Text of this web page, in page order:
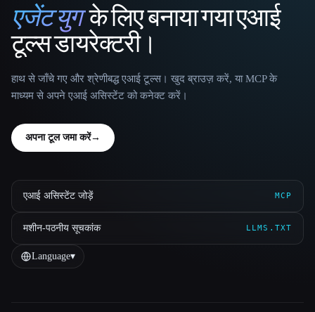
That AI Collection
एजेंट युगके लिए बनाया गया एआई
टूल्स डायरेक्टरी।
हाथ से जाँचे गए और श्रेणीबद्ध एआई टूल्स। खुद ब्राउज़ करें, या MCP के
माध्यम से अपने एआई असिस्टेंट को कनेक्ट करें।
अपना टूल जमा करें→
एआई असिस्टेंट जोड़ें MCP
मशीन-पठनीय सूचकांक LLMS.TXT
Language▾